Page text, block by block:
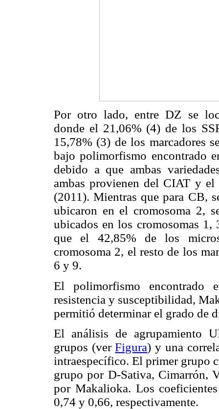
Por otro lado, entre DZ se
donde el 21,06% (4) de los
15,78% (3) de los marcadores
bajo polimorfismo encontrado
debido a que ambas
ambas provienen del CIAT y
(2011). Mientras que para CB,
ubicaron en el cromosoma 2,
ubicados en los cromosomas
que el 42,85% de los
cromosoma 2, el resto de los
6 y 9.
El polimorfismo encontrado
resistencia y susceptibilidad,
permitió determinar el grado de
El análisis de agrupamiento
grupos (verFigura) y una
intraespecífico. El primer grupo
grupo por D-Sativa, Cimarrón,
por Makalioka. Los
0,74 y 0,66, respectivamente.